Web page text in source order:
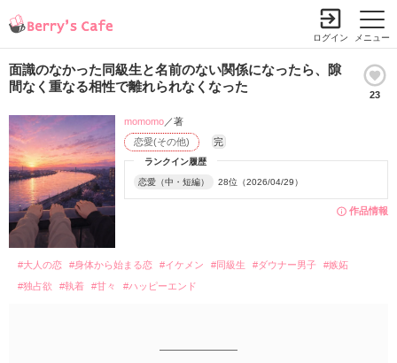
メニュー
ログイン
面識のなかった同級生と名前のない関係になったら、隙
間なく重なる相性で離れられなくなった
23
作品情報
ランクイン履歴
恋愛（中・短編） 28位（2026/04/29）
恋愛(その他) 完
momomo／著
#大人の恋 #身体から始まる恋 #イケメン #同級生 #ダウナー男子
#嫉妬
#独占欲
#執着 #甘々 #ハッピーエンド
――――――――